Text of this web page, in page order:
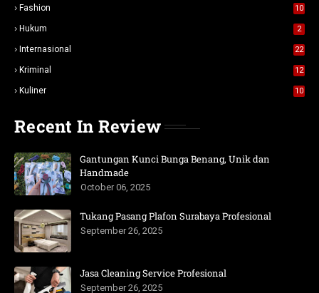
Fashion 10
Hukum 2
Internasional 22
Kriminal 12
Kuliner 10
Recent In Review
Gantungan Kunci Bunga Benang, Unik dan
Handmade
October 06, 2025
Tukang Pasang Plafon Surabaya Profesional
September 26, 2025
Jasa Cleaning Service Profesional
September 26, 2025